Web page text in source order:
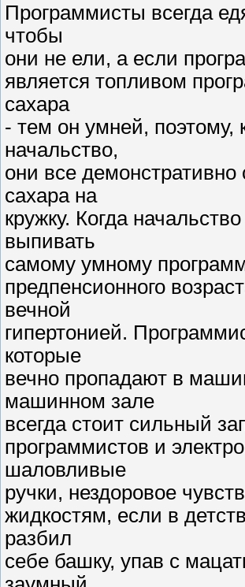
Программисты всегда
чтобы
они не ели, а если
является топливом
сахара
- тем он умней, поэтому,
начальство,
они все
сахара на
кружку. Когда
выпивать
самому умному
предпенсионного
вечной
гипертонией.
которые
вечно пропадают в
машинном зале
всегда стоит сильный
программистов и
шаловливые
ручки, нездоровое
жидкостям, если в
разбил
себе башку, упав с